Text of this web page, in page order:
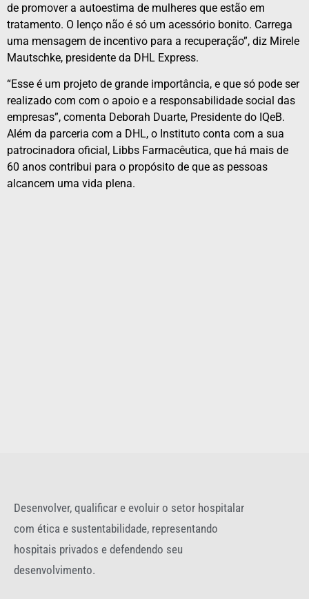
de promover a autoestima de mulheres que estão em
tratamento. O lenço não é só um acessório bonito. Carrega
uma mensagem de incentivo para a recuperação”, diz Mirele
Mautschke, presidente da DHL Express.
“Esse é um projeto de grande importância, e que só pode ser
realizado com com o apoio e a responsabilidade social das
empresas”, comenta Deborah Duarte, Presidente do IQeB.
Além da parceria com a DHL, o Instituto conta com a sua
patrocinadora oficial, Libbs Farmacêutica, que há mais de
60 anos contribui para o propósito de que as pessoas
alcancem uma vida plena.
Desenvolver, qualificar e evoluir o setor hospitalar
com ética e sustentabilidade, representando
hospitais privados e defendendo seu
desenvolvimento.